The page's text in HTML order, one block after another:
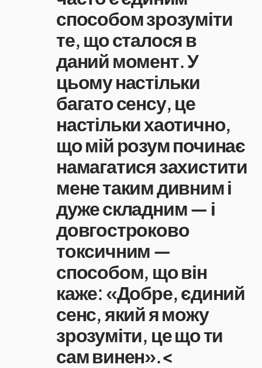
способом зрозуміти
те, що сталося в
даний момент. У
цьому настільки
багато сенсу, це
настільки хаотично,
що мій розум починає
намагатися захистити
мене таким дивним і
дуже складним — і
довгостроково
токсичним —
способом, що він
каже: «Добре, єдиний
сенс, який я можу
зрозуміти, це що ти
сам винен».<